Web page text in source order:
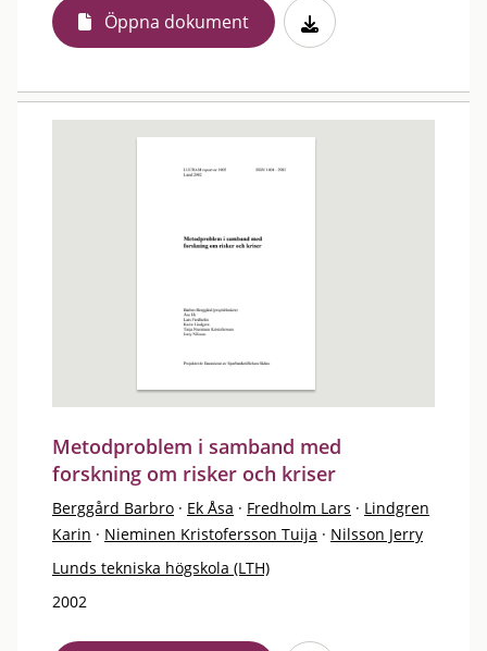
Öppna dokument
Metodproblem i samband med
forskning om risker och kriser
Berggård Barbro · Ek Åsa · Fredholm Lars · Lindgren
Karin · Nieminen Kristofersson Tuija · Nilsson Jerry
Lunds tekniska högskola (LTH)
2002